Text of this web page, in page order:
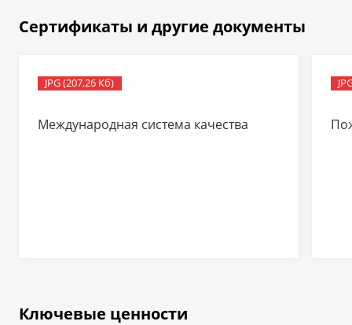
Сертификаты и другие документы
JPG (207,26 Кб)
Международная система качества
Ключевые ценности